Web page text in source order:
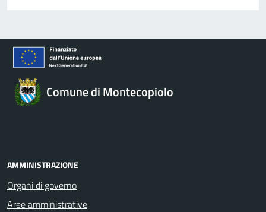
Comune di Montecopiolo
AMMINISTRAZIONE
Organi di governo
Aree amministrative